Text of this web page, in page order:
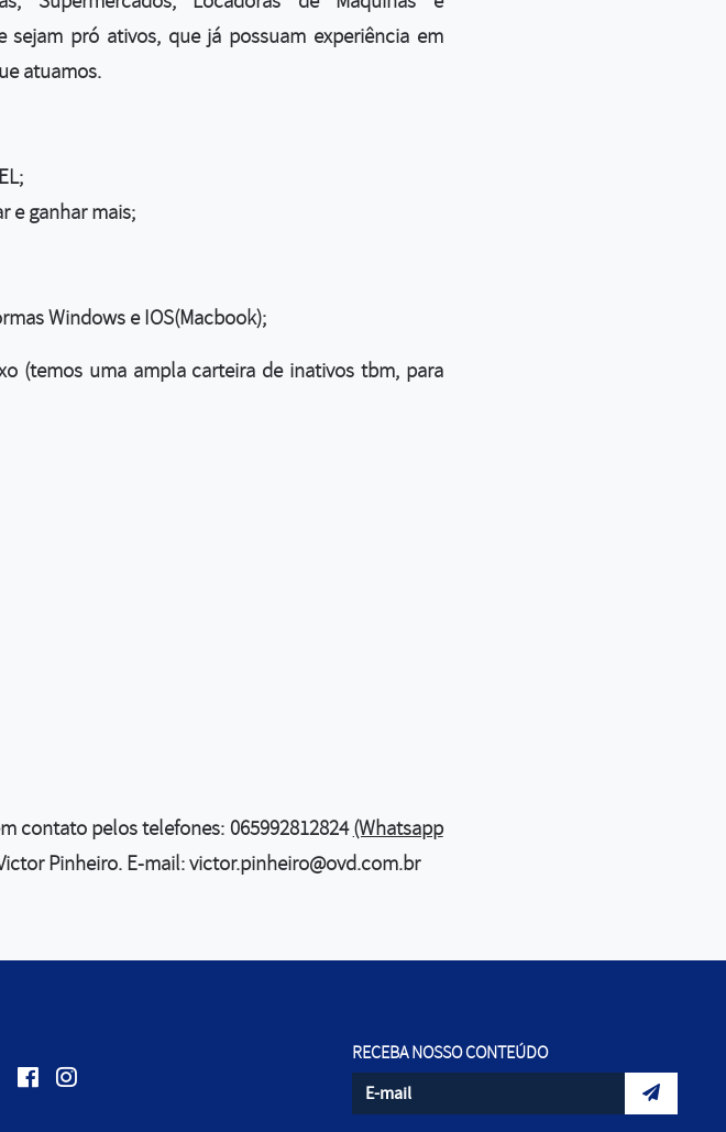
sejam pró ativos, que já possuam experiência em
atuamos.
e ganhar mais;
Windows e IOS(Macbook);
(temos uma ampla carteira de inativos tbm, para
contato pelos telefones: 065992812824 (Whatsapp
Pinheiro. E-mail:victor.pinheiro@ovd.com.br
Redes Sociais:Facebook: /core-mt
Instagram: @core-mt
RECEBA NOSSO CONTEÚDO
Informe seu e-mail
Envidar